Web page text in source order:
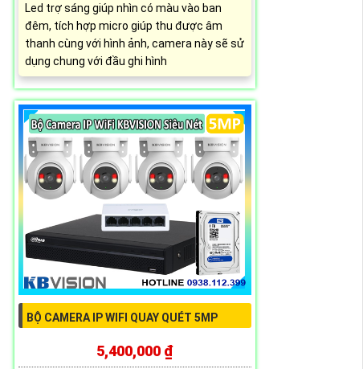
Led trợ sáng giúp nhìn có màu vào ban
đêm, tích hợp micro giúp thu được âm
thanh cùng với hình ảnh, camera này sẽ sử
dụng chung với đầu ghi hình
BỘ CAMERA IP WIFI QUAY QUÉT 5MP
5,400,000 ₫